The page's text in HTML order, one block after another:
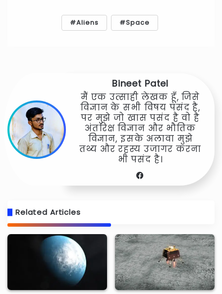
Aliens Space
Bineet Patel
मैं एक उत्साही लेखक हूँ, जिसे
विज्ञान के सभी विषय पसंद है,
पर मुझे जो खास पसंद है वो है
अंतरिक्ष विज्ञान और भौतिक
विज्ञान, इसके अलावा मुझे
तथ्य और रहस्य उजागर करना
भी पसंद है।
Related Articles